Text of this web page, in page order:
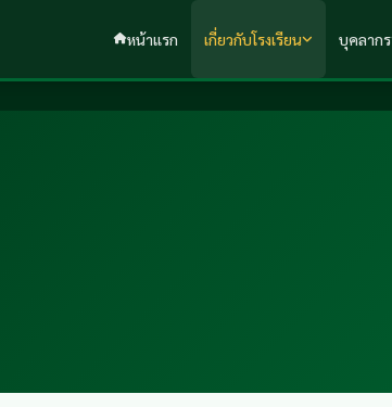
หน้าแรก เกี่ยวกับโรงเรียน บุคลากร